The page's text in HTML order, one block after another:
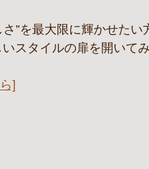
”を最大限に輝かせたい
スタイルの扉を開いて
]